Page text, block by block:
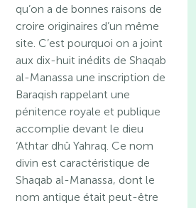
qu’on a de bonnes raisons de
croire originaires d’un même
site. C’est pourquoi on a joint
aux dix-huit inédits de Shaqab
al-Manassa une inscription de
Baraqish rappelant une
pénitence royale et publique
accomplie devant le dieu
‘Athtar dhû Yahraq. Ce nom
divin est caractéristique de
Shaqab al-Manassa, dont le
nom antique était peut-être